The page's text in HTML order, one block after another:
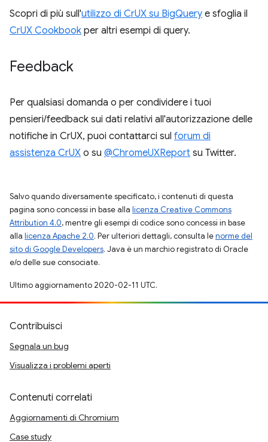
Scopri di più sull'utilizzo di CrUX su BigQuery e sfoglia il
CrUX Cookbook per altri esempi di query.
Feedback
Per qualsiasi domanda o per condividere i tuoi
pensieri/feedback sui dati relativi all'autorizzazione delle
notifiche in CrUX, puoi contattarci sul forum di
assistenza CrUX o su @ChromeUXReport su Twitter.
Salvo quando diversamente specificato, i contenuti di questa
pagina sono concessi in base alla licenza Creative Commons
Attribution 4.0, mentre gli esempi di codice sono concessi in base
alla licenza Apache 2.0. Per ulteriori dettagli, consulta lenorme del
sito di Google Developers. Java è un marchio registrato di Oracle
e/o delle sue consociate.
Ultimo aggiornamento 2020-02-11 UTC.
Contribuisci
Segnala un bug
Visualizza i problemi aperti
Contenuti correlati
Aggiornamenti di Chromium
Case study